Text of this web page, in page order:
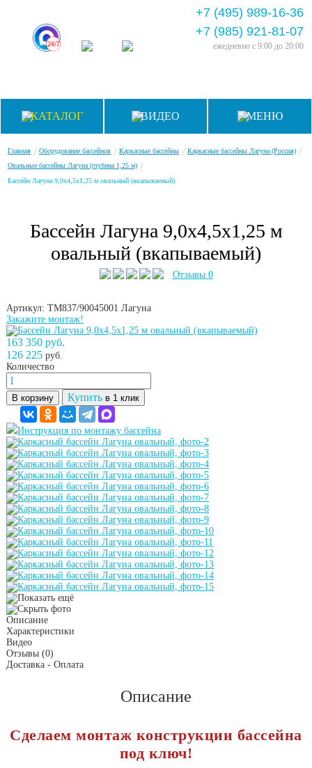
+7 (495) 989-16-36
+7 (985) 921-81-07
ежедневно с 9:00 до 20:00
КАТАЛОГ ВИДЕО МЕНЮ
Главная / Оборудование бассейнов / Каркасные бассейны / Каркасные бассейны Лагуна (Россия) /
Овальные бассейны Лагуна (глубина 1,25 м) /
Бассейн Лагуна 9,0х4,5х1,25 м овальный (вкапываемый)
Бассейн Лагуна 9,0х4,5х1,25 м
овальный (вкапываемый)
Отзывы 0
Артикул: ТМ837/90045001 Лагуна
Закажите монтаж!
163 350 руб.
126 225 руб.
Количество
В корзину Купить в 1 клик
Инструкция по монтажу бассейна
Описание
Характеристики
Видео
Отзывы (0)
Доставка - Оплата
Описание
Сделаем монтаж конструкции бассейна
под ключ!